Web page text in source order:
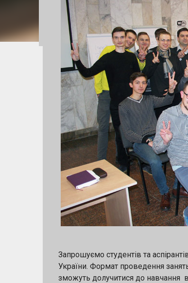
англійською мовою. Учасники
UK та Європи 📈 шанс
для переможця за кожним
підтримку Напрями конкурсу:
Кінцевий термін подання
https://forms.gle/
Запрошуємо студентів та
України. Формат проведення
зможуть долучитися до навчання